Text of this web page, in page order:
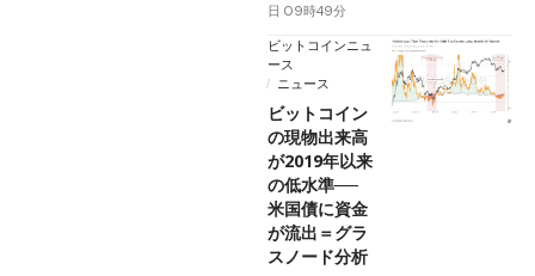
日 09時49分
ビットコインニュ
ース
ニュース
ビットコイン
の現物出来高
が2019年以来
の低水準──
米国債に資金
が流出＝グラ
スノード分析